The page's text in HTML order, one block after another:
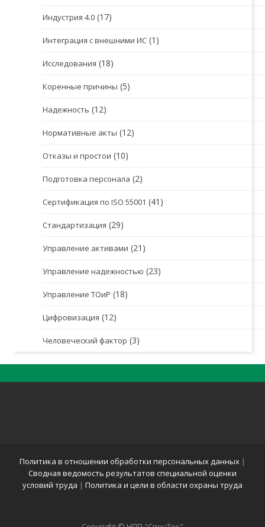
Индустрия 4.0 (17)
Интеграция с внешними ИС (1)
Исследования (18)
Коренные причины (5)
Надежность (12)
Нормативные акты (12)
Отказы и простои (10)
Подготовка персонала (2)
Сертификация по ISO 55001 (41)
Стандартизация (29)
Управление активами (21)
Управление надежностью (23)
Управление ТОиР (18)
Цифровизация (12)
Человеческий фактор (3)
Политика в отношении обработки персональных данных |
Сводная ведомость результатов специальной оценки
условий труда | Политика и цели в области охраны труда